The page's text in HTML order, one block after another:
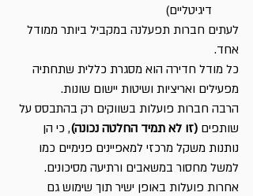
דיגיטליים)
לעתים חברות תפעלנה במקביל ביותר ממודל
אחד.
כל מודל חדירה הוא מסגרת כללית שתחתיה
מפעילים ואריציות ושיטות יישום שונות.
הרבה חברות פועלות בשווקים רק בהתבסס על
שותפים (זו לא תמיד החלטה נכונה), כי הן
נותנות משקל מרכזי למאפיינים פנימיים כמו
למשל מחסור במשאבים ורתיעה מסיכונים.
אחרות פועלות באופן ישיר תוך שימוש גם